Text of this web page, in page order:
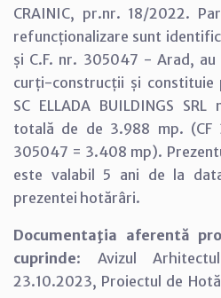
CRAINIC, pr.nr. 18/2022.
refuncționalizare sunt
și C.F. nr. 305047 - Arad,
curți-construcții și
SC ELLADA BUILDINGS
totală de de 3.988 mp. (CF
305047 = 3.408 mp).
este valabil 5 ani de la
prezentei hotărâri.
Documentaţia aferentă
cuprinde: Avizul
23.10.2023, Proiectul de